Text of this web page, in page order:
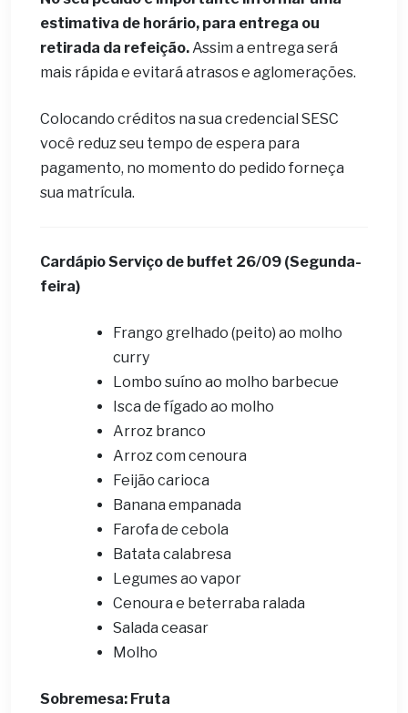
estimativa de horário, para entrega ou
retirada da refeição.Assim a entrega será
mais rápida e evitará atrasos e aglomerações.
Colocando créditos na sua credencial SESC
você reduz seu tempo de espera para
pagamento, no momento do pedido forneça
sua matrícula.
Cardápio ​Serviço de buffet 26/09 (Segunda-
feira)
Frango grelhado (peito) ao molho
curry
Lombo suíno ao molho barbecue
Isca de fígado ao molho
Arroz branco
Arroz com cenoura
Feijão carioca
Banana empanada
Farofa de cebola
Batata calabresa
Legumes ao vapor
Cenoura e beterraba ralada
Salada ceasar
Molho
Sobremesa: Fruta